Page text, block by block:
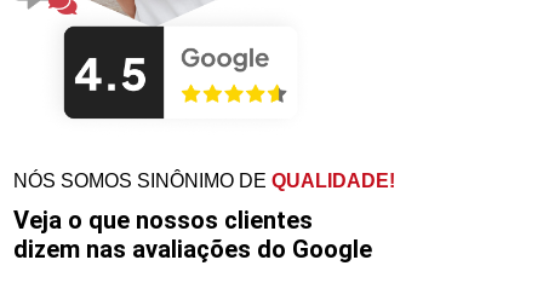
NÓS SOMOS SINÔNIMO DEQUALIDADE!
Veja o que nossos clientes
dizem nas avaliações do Google